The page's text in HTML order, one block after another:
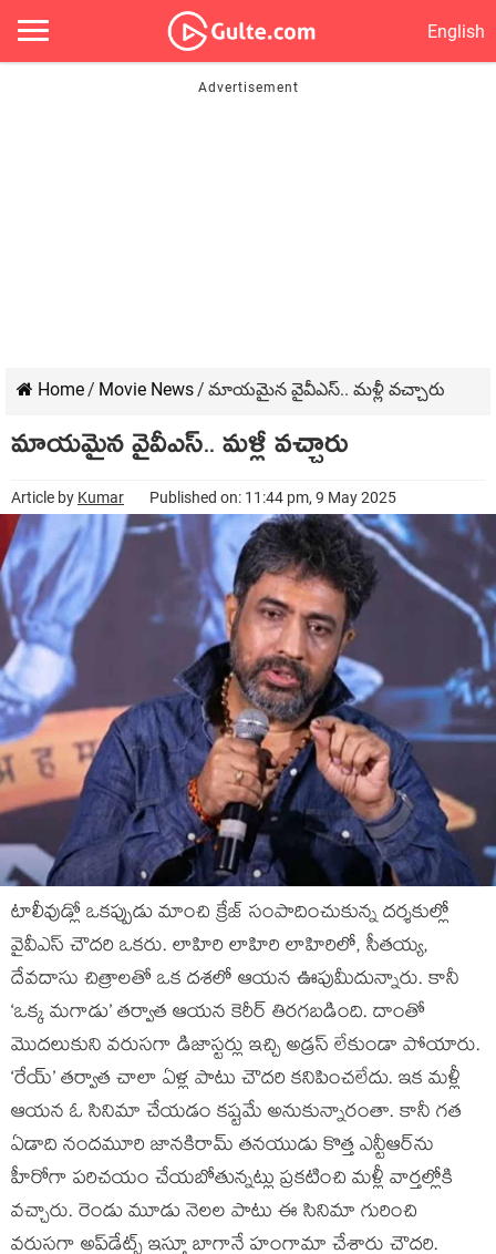
English
Home/ Movie News/ మాయమైన వైవీఎస్.. మళ్లీ వచ్చారు
మాయమైన వైవీఎస్.. మళ్లీ వచ్చారు
Article by Kumar Published on: 11:44 pm, 9 May 2025
టాలీవుడ్లో ఒకప్పుడు మాంచి క్రేజ్ సంపాదించుకున్న దర్శకుల్లో
వైవీఎస్ చౌదరి ఒకరు. లాహిరి లాహిరి లాహిరిలో, సీతయ్య,
దేవదాసు చిత్రాలతో ఒక దశలో ఆయన ఊపుమీదున్నారు. కానీ
‘ఒక్క మగాడు’ తర్వాత ఆయన కెరీర్ తిరగబడింది. దాంతో
మొదలుకుని వరుసగా డిజాస్టర్లు ఇచ్చి అడ్రస్ లేకుండా పోయారు.
‘రేయ్’ తర్వాత చాలా ఏళ్ల పాటు చౌదరి కనిపించలేదు. ఇక మళ్లీ
ఆయన ఓ సినిమా చేయడం కష్టమే అనుకున్నారంతా. కానీ గత
ఏడాది నందమూరి జానకిరామ్ తనయుడు కొత్త ఎన్టీఆర్‌ను
హీరోగా పరిచయం చేయబోతున్నట్లు ప్రకటించి మళ్లీ వార్తల్లోకి
వచ్చారు. రెండు మూడు నెలల పాటు ఈ సినిమా గురించి
వరుసగా అప్‌డేట్స్ ఇస్తూ బాగానే హంగామా చేశారు చౌదరి.